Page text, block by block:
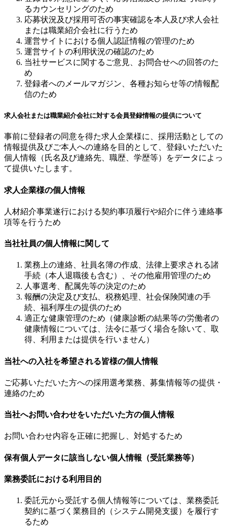
るカウンセリングのため
応募状況及び採用可否の事実確認を本人及び求人会社
または職業紹介会社に行うため
運営サイトにおける個人認証情報の管理のため
運営サイトの利用状況の確認のため
当社サービスに関するご意見、お問合せへの回答のた
め
登録者へのメールマガジン、各種お知らせ等の情報配
信のため
求人会社または職業紹介会社に対する会員登録情報の提供について
事前に登録者の同意を得た求人企業様に、採用活動としての
情報提供及びご本人への連絡を目的として、登録いただいた
個人情報（氏名及び連絡先、職歴、学歴等）をデータによっ
て提供いたします。
求人企業様の個人情報
人材紹介事業遂行における契約事項履行や紹介に伴う連絡事
項等を行うため
当社社員の個人情報に関して
業務上の連絡、社員名簿の作成、法律上要求される諸
手続（本人退職後も含む）、その他雇用管理のため
人事選考、配属先等の決定のため
報酬の決定及び支払、税務処理、社会保険関連の手
続、福利厚生の提供のため
適正な健康管理のため（健康診断の結果等の労働者の
健康情報については、法令に基づく場合を除いて、取
得、利用または提供を行いません）
当社への入社を希望される皆様の個人情報
ご応募いただいた方への採用選考業務、募集情報等の提供・
連絡のため
当社へお問い合わせをいただいた方の個人情報
お問い合わせ内容を正確に把握し、対処するため
保有個人データに該当しない個人情報（受託業務等）
業務委託における利用目的
委託元から受託する個人情報等については、業務委託
契約に基づく業務目的（システム開発支援）を履行す
るため